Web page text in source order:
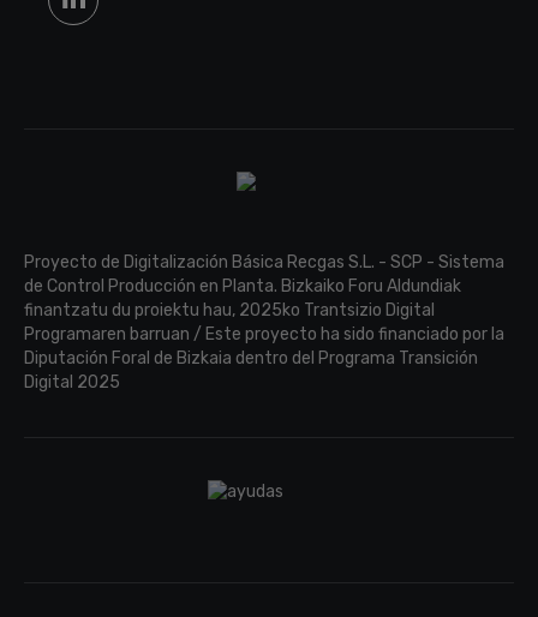
Proyecto de Digitalización Básica Recgas S.L. - SCP - Sistema
de Control Producción en Planta. Bizkaiko Foru Aldundiak
finantzatu du proiektu hau, 2025ko Trantsizio Digital
Programaren barruan / Este proyecto ha sido financiado por la
Diputación Foral de Bizkaia dentro del Programa Transición
Digital 2025